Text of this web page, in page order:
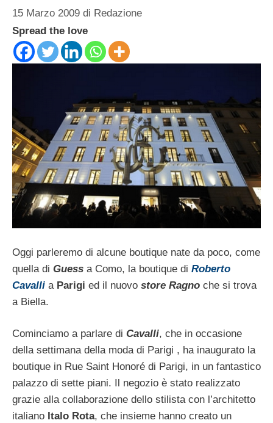
15 Marzo 2009 di Redazione
Spread the love
Oggi parleremo di alcune boutique nate da poco, come
quella di Guess a Como, la boutique di Roberto
Cavalli a Parigi ed il nuovo store Ragno che si trova
a Biella.
Cominciamo a parlare di Cavalli, che in occasione
della settimana della moda di Parigi , ha inaugurato la
boutique in Rue Saint Honoré di Parigi, in un fantastico
palazzo di sette piani. Il negozio è stato realizzato
grazie alla collaborazione dello stilista con l’architetto
italiano Italo Rota, che insieme hanno creato un